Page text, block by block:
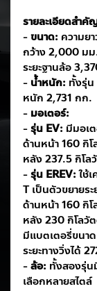
รายละเอียดสำคั
- ขนาด: ความย
กว้าง 2,000 ม
ระยะฐานล้อ
- น้ำหนัก: ทั้งรุ่น
หนัก 2,731 กก.
- มอเตอร์:
- รุ่น EV: มีมอเ
ด้านหน้า 160 กิ
หลัง 237.5 กิโล
- รุ่น EREV: ใช้
T เป็นตัวขยายร
ด้านหน้า 160 กิ
หลัง 230 กิโลวั
มีแบตเตอรี่ขนา
ระยะทางวิ่งได้
- ล้อ: ทั้งสองรุ่น
เลือกหลายสไตล์